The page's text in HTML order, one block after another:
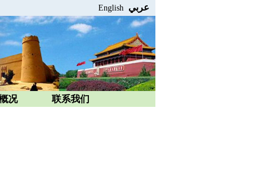
English عربي
况 联系我们